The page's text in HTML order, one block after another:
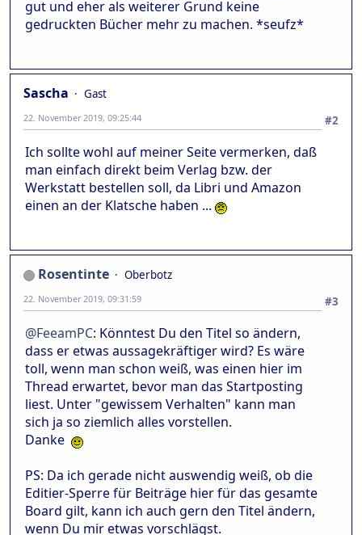
gut und eher als weiterer Grund keine
gedruckten Bücher mehr zu machen. *seufz*
Sascha
Gast
#2
22. November 2019, 09:25:44
Ich sollte wohl auf meiner Seite vermerken, daß
man einfach direkt beim Verlag bzw. der
Werkstatt bestellen soll, da Libri und Amazon
einen an der Klatsche haben ...
Rosentinte
Oberbotz
#3
22. November 2019, 09:31:59
@FeeamPC: Könntest Du den Titel so ändern,
dass er etwas aussagekräftiger wird? Es wäre
toll, wenn man schon weiß, was einen hier im
Thread erwartet, bevor man das Startposting
liest. Unter "gewissem Verhalten" kann man
sich ja so ziemlich alles vorstellen.
Danke
PS: Da ich gerade nicht auswendig weiß, ob die
Editier-Sperre für Beiträge hier für das gesamte
Board gilt, kann ich auch gern den Titel ändern,
wenn Du mir etwas vorschlägst.